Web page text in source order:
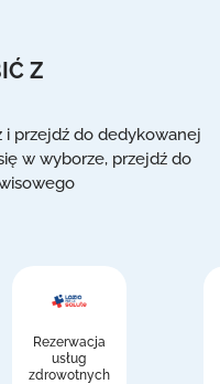
Z
i przejdź do dedykowanej
w wyborze, przejdź do
Rezerwacja
usług
zdrowotnych